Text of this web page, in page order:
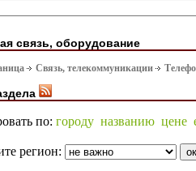
связь, оборудование
Связь, телекоммуникации
по: городу названию цене
регион: